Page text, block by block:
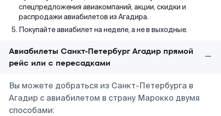
спецпредложения авиакомпаний, акции, скидки и
распродажи авиабилетов из Агадира.
Покупайте авиабилет на неделе, а не в выходные.
Авиабилеты Санкт-Петербург Агадир прямой
рейс или с пересадками
Вы можете добраться из Санкт-Петербурга в
Агадир с авиабилетом в страну Марокко двумя
способами: